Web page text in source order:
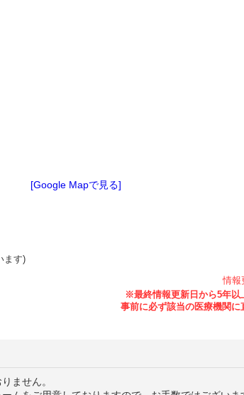
[Google Mapで見る]
ます)
情報
ません。